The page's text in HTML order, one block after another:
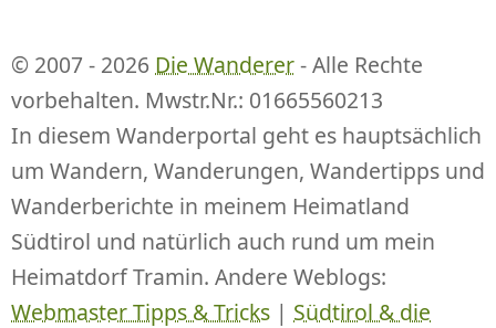
© 2007 - 2026 Die Wanderer- Alle Rechte
vorbehalten. Mwstr.Nr.: 01665560213
In diesem Wanderportal geht es hauptsächlich
um Wandern, Wanderungen, Wandertipps und
Wanderberichte in meinem Heimatland
Südtirol und natürlich auch rund um mein
Heimatdorf Tramin. Andere Weblogs:
Webmaster Tipps & Tricks | Südtirol & die